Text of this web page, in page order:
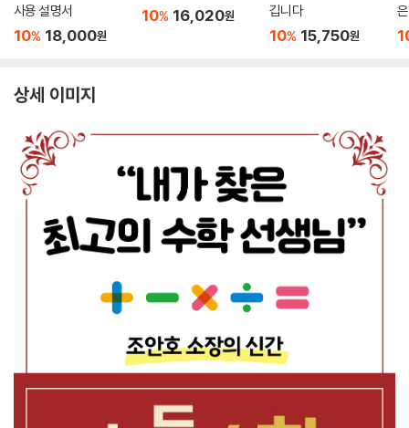
사용 설명서
10% 18,000원
10% 16,020원
깁니다
10% 15,750원
상세 이미지